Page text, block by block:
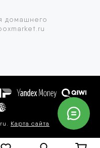
домашнего
Карта сайта